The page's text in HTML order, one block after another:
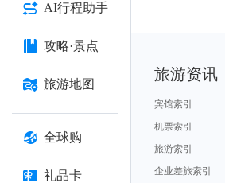
AI行程助手
攻略·景点
旅游地图
全球购
礼品卡
旅游资讯
宾馆索引
机票索引
旅游索引
企业差旅索引